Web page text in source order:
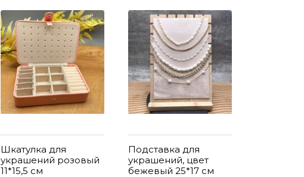
Шкатулка для
украшений розовый
11*15,5 см
Подставка для
украшений, цвет
бежевый 25*17 см